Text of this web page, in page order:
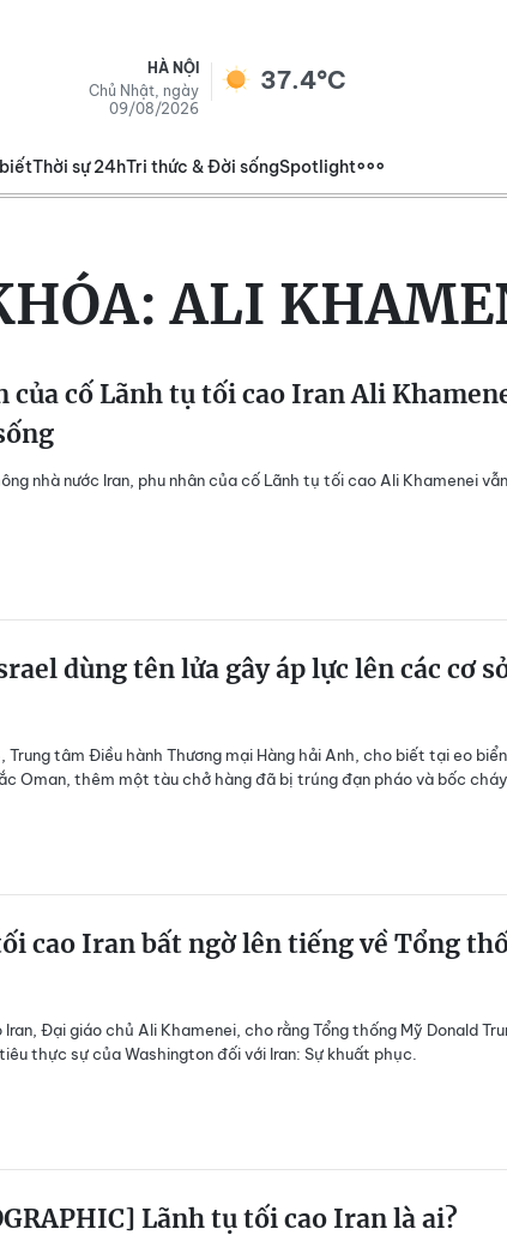
HÀ NỘI
Chủ Nhật, ngày
09/08/2026
37.4°C
Thời sự 24hTri thức & Đời sốngSpotlight
ALI
của cố Lãnh tụ tối cao Iran Ali
nhà nước Iran, phu nhân của cố Lãnh tụ tối cao Ali Khamenei
dùng tên lửa gây áp lực lên các cơ
Trung tâm Điều hành Thương mại Hàng hải Anh, cho biết tại eo biển
Oman, thêm một tàu chở hàng đã bị trúng đạn pháo và bốc cháy.
cao Iran bất ngờ lên tiếng về Tổng
Đại giáo chủ Ali Khamenei, cho rằng Tổng thống Mỹ Donald
thực sự của Washington đối với Iran: Sự khuất phục.
Lãnh tụ tối cao Iran là ai?